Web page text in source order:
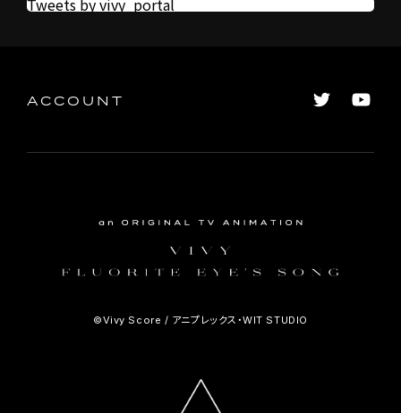
ACCOUNT
©Vivy Score / アニプレックス・WIT STUDIO